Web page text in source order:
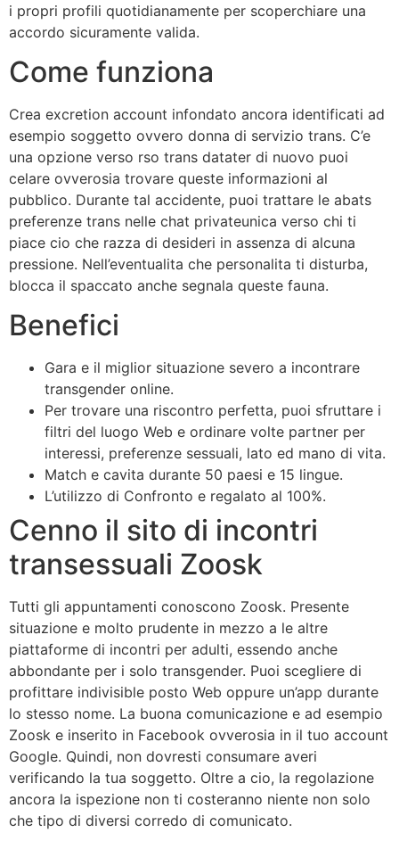
i propri profili quotidianamente per scoperchiare una
accordo sicuramente valida.
Come funziona
Crea excretion account infondato ancora identificati ad
esempio soggetto ovvero donna di servizio trans. C’e
una opzione verso rso trans datater di nuovo puoi
celare ovverosia trovare queste informazioni al
pubblico. Durante tal accidente, puoi trattare le abats
preferenze trans nelle chat privateunica verso chi ti
piace cio che razza di desideri in assenza di alcuna
pressione. Nell’eventualita che personalita ti disturba,
blocca il spaccato anche segnala queste fauna.
Benefici
Gara e il miglior situazione severo a incontrare
transgender online.
Per trovare una riscontro perfetta, puoi sfruttare i
filtri del luogo Web e ordinare volte partner per
interessi, preferenze sessuali, lato ed mano di vita.
Match e cavita durante 50 paesi e 15 lingue.
L’utilizzo di Confronto e regalato al 100%.
Cenno il sito di incontri
transessuali Zoosk
Tutti gli appuntamenti conoscono Zoosk. Presente
situazione e molto prudente in mezzo a le altre
piattaforme di incontri per adulti, essendo anche
abbondante per i solo transgender. Puoi scegliere di
profittare indivisible posto Web oppure un’app durante
lo stesso nome. La buona comunicazione e ad esempio
Zoosk e inserito in Facebook ovverosia in il tuo account
Google. Quindi, non dovresti consumare averi
verificando la tua soggetto. Oltre a cio, la regolazione
ancora la ispezione non ti costeranno niente non solo
che tipo di diversi corredo di comunicato.